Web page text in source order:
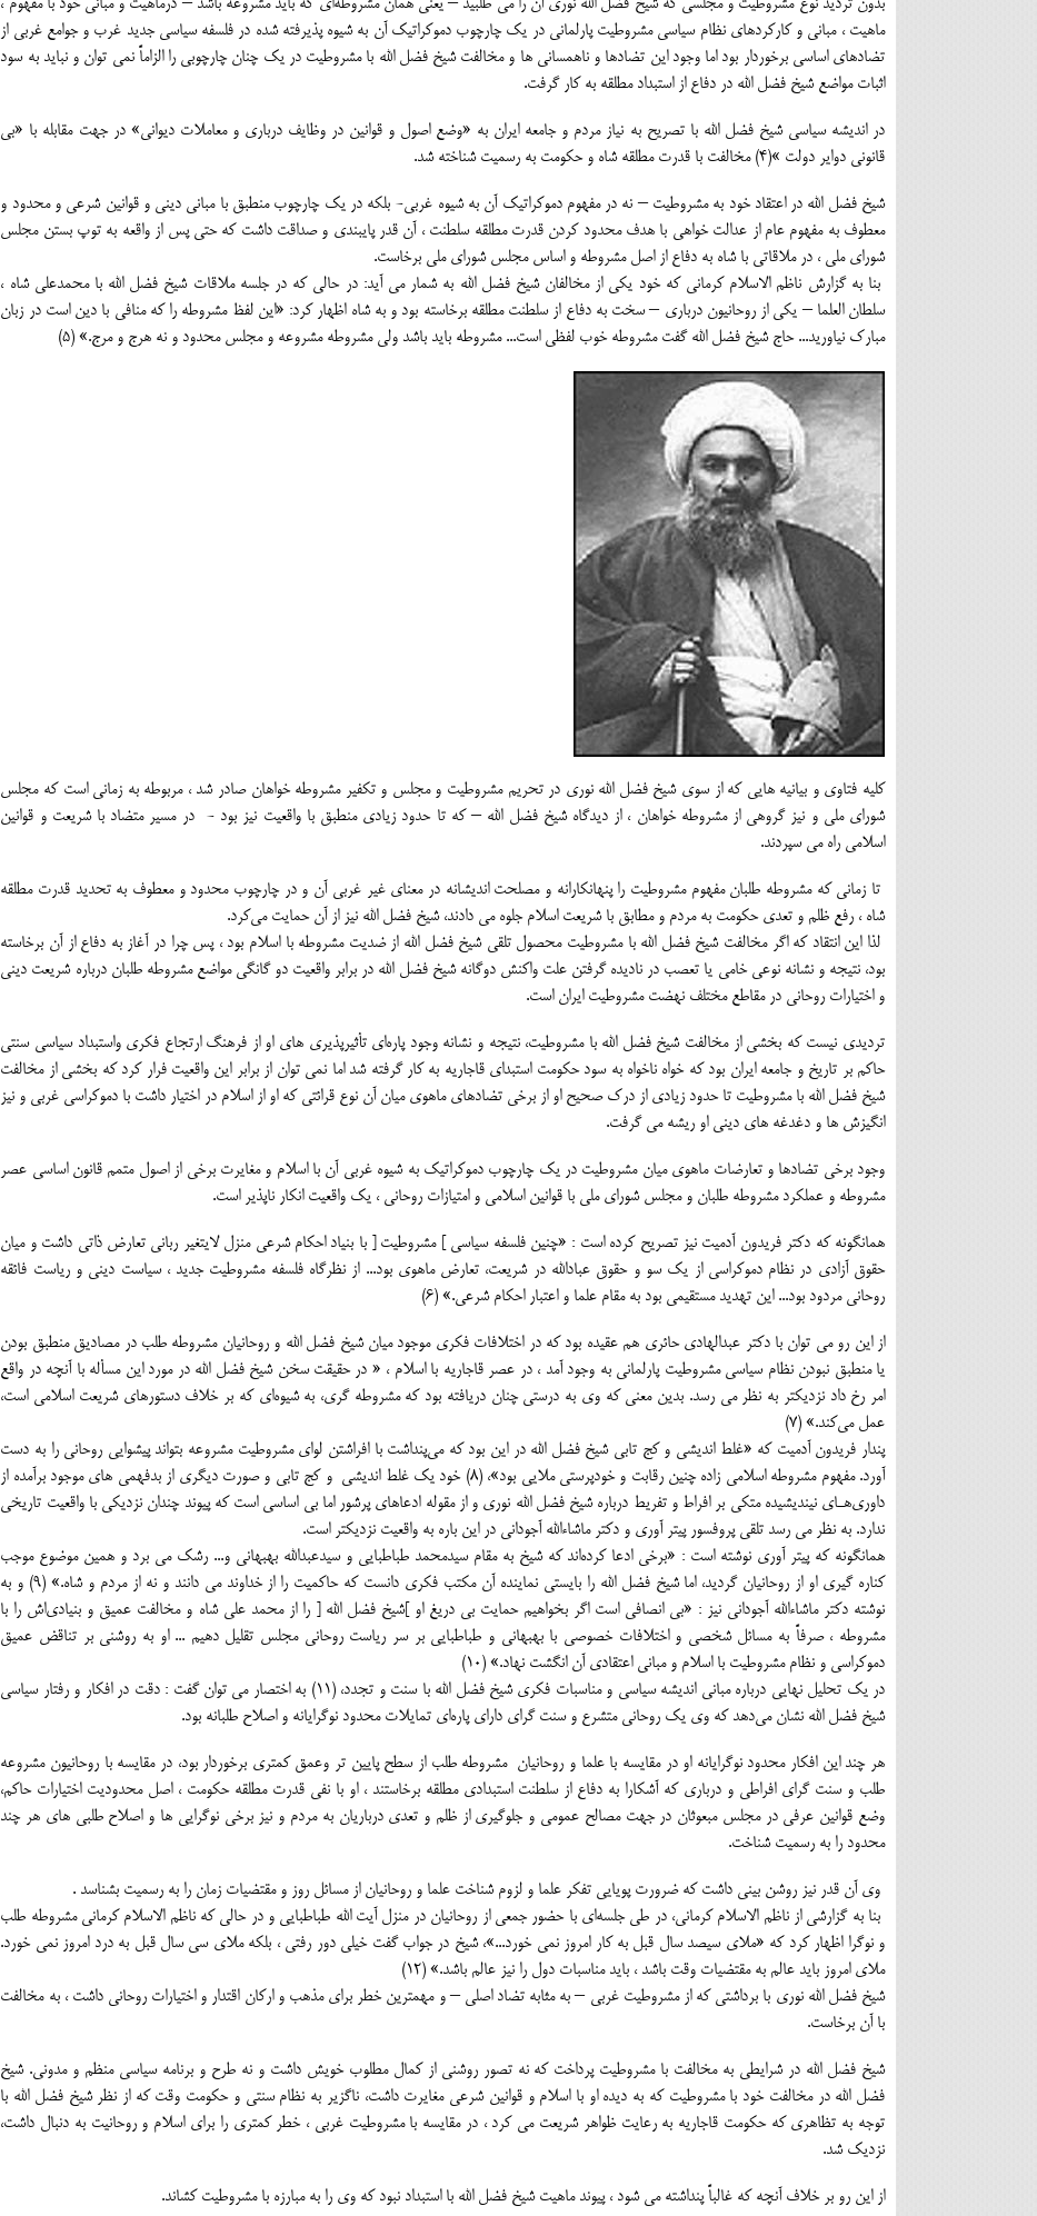
بدون تردید نوع مشروطیت و مجلسی که شیخ فضل الله نوری آن را می طلبید – یعنی همان مشروطهﺍی که باید مشروعه باشد – درماهیت و مبانی خود با مفهوم ،
ماهیت ، مبانی و کارکردهای نظام سیاسی مشروطیت پارلمانی در یک چارچوب دموکراتیک آن به شیوه پذیرفته شده در فلسفه سیاسی جدید غرب و جوامع غربی از
تضادهای اساسی برخوردار بود اما وجود این تضادها و ناهمسانی ها و مخالفت شیخ فضل الله با مشروطیت در یک چنان چارچوبی را الزاماً نمی توان و نباید به سود
اثبات مواضع شیخ فضل الله در دفاع از استبداد مطلقه به کار گرفت.
در اندیشه سیاسی شیخ فضل الله با تصریح به نیاز مردم و جامعه ایران به «وضع اصول و قوانین در وظایف درباری و معاملات دیوانی» در جهت مقابله با «بی
قانونی دوایر دولت »(4) مخالفت با قدرت مطلقه شاه و حکومت به رسمیت شناخته شد.
شیخ فضل الله در اعتقاد خود به مشروطیت – نه در مفهوم دموکراتیک آن به شیوه غربی- بلکه در یک چارچوب منطبق با مبانی دینی و قوانین شرعی و محدود و
معطوف به مفهوم عام از عدالت خواهی با هدف محدود کردن قدرت مطلقه سلطنت ، آن قدر پایبندی و صداقت داشت که حتی پس از واقعه به توپ بستن مجلس
شورای ملی ، در ملاقاتی با شاه به دفاع از اصل مشروطه و اساس مجلس شورای ملی برخاست.
بنا به گزارش ناظم الاسلام کرمانی که خود یکی از مخالفان شیخ فضل الله به شمار می آید: در حالی که در جلسه ملاقات شیخ فضل الله با محمدعلی شاه ،
سلطان العلما – یکی از روحانیون درباری – سخت به دفاع از سلطنت مطلقه برخاسته بود و به شاه اظهار کرد: «این لفظ مشروطه را که منافی با دین است در زبان
مبارک نیاورید... حاج شیخ فضل الله گفت مشروطه خوب لفظی است... مشروطه باید باشد ولی مشروطه مشروعه و مجلس محدود و نه هرج و مرج.» (5)
کلیه فتاوی و بیانیه هایی که از سوی شیخ فضل الله نوری در تحریم مشروطیت و مجلس و تکفیر مشروطه خواهان صادر شد ، مربوطه به زمانی است که مجلس
شورای ملی و نیز گروهی از مشروطه خواهان ، از دیدگاه شیخ فضل الله – که تا حدود زیادی منطبق با واقعیت نیز بود - در مسیر متضاد با شریعت و قوانین
اسلامی راه می سپردند.
تا زمانی که مشروطه طلبان مفهوم مشروطیت را پنهانکارانه و مصلحت اندیشانه در معنای غیر غربی آن و در چارچوب محدود و معطوف به تحدید قدرت مطلقه
شاه ، رفع ظلم و تعدی حکومت به مردم و مطابق با شریعت اسلام جلوه می دادند، شیخ فضل الله نیز از آن حمایت ﻣﻰکرد.
لذا این انتقاد که اگر مخالفت شیخ فضل الله با مشروطیت محصول تلقی شیخ فضل الله از ضدیت مشروطه با اسلام بود ، پس چرا در آغاز به دفاع از آن برخاسته
بود، نتیجه و نشانه نوعی خامی یا تعصب در نادیده گرفتن علت واکنش دوگانه شیخ فضل الله در برابر واقعیت دو گانگی مواضع مشروطه طلبان درباره شریعت دینی
و اختیارات روحانی در مقاطع مختلف نهضت مشروطیت ایران است.
تردیدی نیست که بخشی از مخالفت شیخ فضل الله با مشروطیت، نتیجه و نشانه وجود پارهﺍی تأثیرپذیری های او از فرهنگ ارتجاع فکری واستبداد سیاسی سنتی
حاکم بر تاریخ و جامعه ایران بود که خواه ناخواه به سود حکومت استبدای قاجاریه به کار گرفته شد اما نمی توان از برابر این واقعیت فرار کرد که بخشی از مخالفت
شیخ فضل الله با مشروطیت تا حدود زیادی از درک صحیح او از برخی تضادهای ماهوی میان آن نوع قرائتی که او از اسلام در اختیار داشت با دموکراسی غربی و نیز
انگیزش ها و دغدغه های دینی او ریشه می گرفت.
وجود برخی تضادها و تعارضات ماهوی میان مشروطیت در یک چارچوب دموکراتیک به شیوه غربی آن با اسلام و مغایرت برخی از اصول متمم قانون اساسی عصر
مشروطه و عملکرد مشروطه طلبان و مجلس شورای ملی با قوانین اسلامی و امتیازات روحانی ، یک واقعیت انکار ناپذیر است.
همانگونه که دکتر فریدون آدمیت نیز تصریح کرده است : «چنین فلسفه سیاسی ] مشروطیت [ با بنیاد احکام شرعی منزل لایتغیر ربانی تعارض ذاتی داشت و میان
حقوق آزادی در نظام دموکراسی از یک سو و حقوق عبادالله در شریعت، تعارض ماهوی بود... از نظرگاه فلسفه مشروطیت جدید ، سیاست دینی و ریاست فائقه
روحانی مردود بود... این تهدید مستقیمی بود به مقام علما و اعتبار احکام شرعی.» (6)
از این رو می توان با دکتر عبدالهادی حائری هم عقیده بود که در اختلافات فکری موجود میان شیخ فضل الله و روحانیان مشروطه طلب در مصادیق منطبق بودن
یا منطبق نبودن نظام سیاسی مشروطیت پارلمانی به وجود آمد ، در عصر قاجاریه با اسلام ، « در حقیقت سخن شیخ فضل الله در مورد این مسأله با آنچه در واقع
امر رخ داد نزدیکتر به نظر می رسد. بدین معنی که وی به درستی چنان دریافته بود که مشروطه گری، به شیوهﺍی که بر خلاف دستورهای شریعت اسلامی است،
عمل ﻣﻰکند.» (7)
پندار فریدون آدمیت که «غلط اندیشی و کج تابی شیخ فضل الله در این بود که ﻣﻰپنداشت با افراشتن لوای مشروطیت مشروعه بتواند پیشوایی روحانی را به دست
آورد. مفهوم مشروطه اسلامی زاده چنین رقابت و خودپرستی ملایی بود»، (8) خود یک غلط اندیشی و کج تابی و صورت دیگری از بدفهمی های موجود برآمده از
داوریﻫـای نیندیشیده متکی بر افراط و تفریط درباره شیخ فضل الله نوری و از مقوله ادعاهای پرشور اما بی اساسی است که پیوند چندان نزدیکی با واقعیت تاریخی
ندارد. به نظر می رسد تلقی پروفسور پیتر آوری و دکتر ماشاءالله آجودانی در این باره به واقعیت نزدیکتر است.
همانگونه که پیتر آوری نوشته است : «برخی ادعا کردهﺍند که شیخ به مقام سیدمحمد طباطبایی و سیدعبدالله بهبهانی و... رشک می برد و همین موضوع موجب
کناره گیری او از روحانیان گردید، اما شیخ فضل الله را بایستی نماینده آن مکتب فکری دانست که حاکمیت را از خداوند می دانند و نه از مردم و شاه.» (9) و به
نوشته دکتر ماشاءالله آجودانی نیز : «بی انصافی است اگر بخواهیم حمایت بی دریغ او ]شیخ فضل الله [ را از محمد علی شاه و مخالفت عمیق و بنیادیﺍش را با
مشروطه ، صرفاً به مسائل شخصی و اختلافات خصوصی با بهبهانی و طباطبایی بر سر ریاست روحانی مجلس تقلیل دهیم ... او به روشنی بر تناقض عمیق
دموکراسی و نظام مشروطیت با اسلام و مبانی اعتقادی آن انگشت نهاد.» (10)
در یک تحلیل نهایی درباره مبانی اندیشه سیاسی و مناسبات فکری شیخ فضل الله با سنت و تجدد، (11) به اختصار می توان گفت : دقت در افکار و رفتار سیاسی
شیخ فضل الله نشان ﻣﻰدهد که وی یک روحانی متشرع و سنت گرای دارای پارهﺍی تمایلات محدود نوگرایانه و اصلاح طلبانه بود.
هر چند این افکار محدود نوگرایانه او در مقایسه با علما و روحانیان مشروطه طلب از سطح پایین تر وعمق کمتری برخوردار بود، در مقایسه با روحانیون مشروعه
طلب و سنت گرای افراطی و درباری که آشکارا به دفاع از سلطنت استبدادی مطلقه برخاستند ، او با نفی قدرت مطلقه حکومت ، اصل محدودیت اختیارات حاکم،
وضع قوانین عرفی در مجلس مبعوثان در جهت مصالح عمومی و جلوگیری از ظلم و تعدی درباریان به مردم و نیز برخی نوگرایی ها و اصلاح طلبی های هر چند
محدود را به رسمیت شناخت.
وی آن قدر نیز روشن بینی داشت که ضرورت پویایی تفکر علما و لزوم شناخت علما و روحانیان از مسائل روز و مقتضیات زمان را به رسمیت بشناسد .
بنا به گزارشی از ناظم الاسلام کرمانی، در طی جلسهﺍی با حضور جمعی از روحانیان در منزل آیت الله طباطبایی و در حالی که ناظم الاسلام کرمانی مشروطه طلب
و نوگرا اظهار کرد که «ملای سیصد سال قبل به کار امروز نمی خورد...»، شیخ در جواب گفت خیلی دور رفتی ، بلکه ملای سی سال قبل به درد امروز نمی خورد.
ملای امروز باید عالم به مقتضیات وقت باشد ، باید مناسبات دول را نیز عالم باشد.» (12)
شیخ فضل الله نوری با برداشتی که از مشروطیت غربی – به مثابه تضاد اصلی – و مهمترین خطر برای مذهب و ارکان اقتدار و اختیارات روحانی داشت ، به مخالفت
با آن برخاست.
شیخ فضل الله در شرایطی به مخالفت با مشروطیت پرداخت که نه تصور روشنی از کمال مطلوب خویش داشت و نه طرح و برنامه سیاسی منظم و مدونی. شیخ
فضل الله در مخالفت خود با مشروطیت که به دیده او با اسلام و قوانین شرعی مغایرت داشت، ناگزیر به نظام سنتی و حکومت وقت که از نظر شیخ فضل الله با
توجه به تظاهری که حکومت قاجاریه به رعایت ظواهر شریعت می کرد ، در مقایسه با مشروطیت غربی ، خطر کمتری را برای اسلام و روحانیت به دنبال داشت،
نزدیک شد.
از این رو بر خلاف آنچه که غالباً پنداشته می شود ، پیوند ماهیت شیخ فضل الله با استبداد نبود که وی را به مبارزه با مشروطیت کشاند.